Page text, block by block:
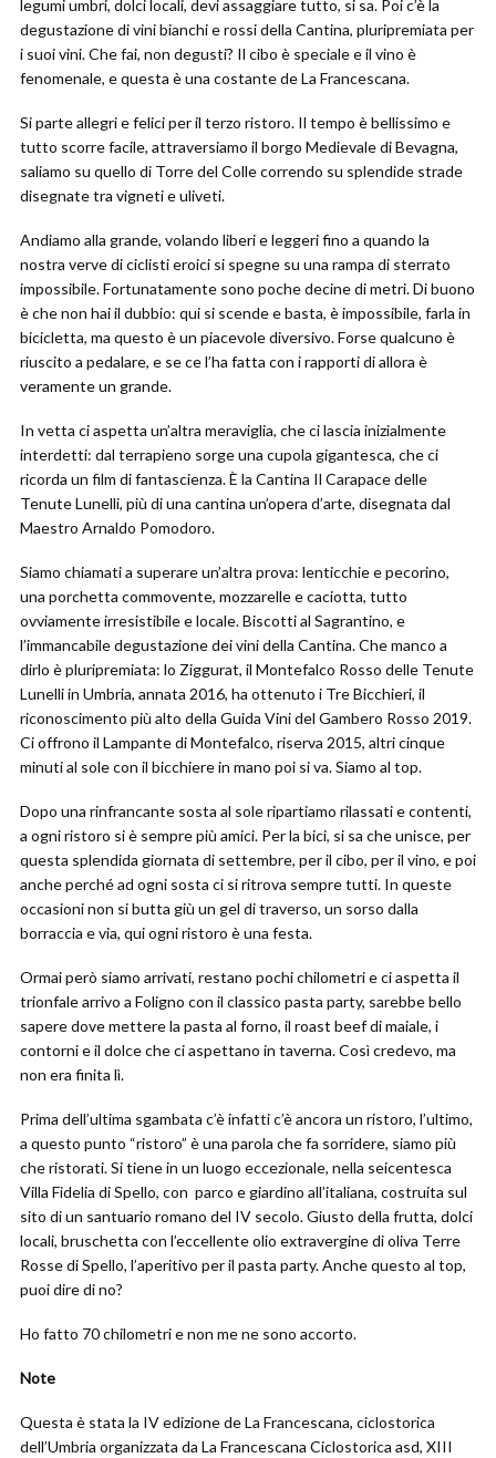
legumi umbri, dolci locali, devi assaggiare tutto, si sa. Poi c’è la
degustazione di vini bianchi e rossi della Cantina, pluripremiata per
i suoi vini. Che fai, non degusti? Il cibo è speciale e il vino è
fenomenale, e questa è una costante de La Francescana.
Si parte allegri e felici per il terzo ristoro. Il tempo è bellissimo e
tutto scorre facile, attraversiamo il borgo Medievale di Bevagna,
saliamo su quello di Torre del Colle correndo su splendide strade
disegnate tra vigneti e uliveti.
Andiamo alla grande, volando liberi e leggeri fino a quando la
nostra verve di ciclisti eroici si spegne su una rampa di sterrato
impossibile. Fortunatamente sono poche decine di metri. Di buono
è che non hai il dubbio: qui si scende e basta, è impossibile, farla in
bicicletta, ma questo è un piacevole diversivo. Forse qualcuno è
riuscito a pedalare, e se ce l’ha fatta con i rapporti di allora è
veramente un grande.
In vetta ci aspetta un’altra meraviglia, che ci lascia inizialmente
interdetti: dal terrapieno sorge una cupola gigantesca, che ci
ricorda un film di fantascienza. È la Cantina Il Carapace delle
Tenute Lunelli, più di una cantina un’opera d’arte, disegnata dal
Maestro Arnaldo Pomodoro.
Siamo chiamati a superare un’altra prova: lenticchie e pecorino,
una porchetta commovente, mozzarelle e caciotta, tutto
ovviamente irresistibile e locale. Biscotti al Sagrantino, e
l’immancabile degustazione dei vini della Cantina. Che manco a
dirlo è pluripremiata: lo Ziggurat, il Montefalco Rosso delle Tenute
Lunelli in Umbria, annata 2016, ha ottenuto i Tre Bicchieri, il
riconoscimento più alto della Guida Vini del Gambero Rosso 2019.
Ci offrono il Lampante di Montefalco, riserva 2015, altri cinque
minuti al sole con il bicchiere in mano poi si va. Siamo al top.
Dopo una rinfrancante sosta al sole ripartiamo rilassati e contenti,
a ogni ristoro si è sempre più amici. Per la bici, si sa che unisce, per
questa splendida giornata di settembre, per il cibo, per il vino, e poi
anche perché ad ogni sosta ci si ritrova sempre tutti. In queste
occasioni non si butta giù un gel di traverso, un sorso dalla
borraccia e via, qui ogni ristoro è una festa.
Ormai però siamo arrivati, restano pochi chilometri e ci aspetta il
trionfale arrivo a Foligno con il classico pasta party, sarebbe bello
sapere dove mettere la pasta al forno, il roast beef di maiale, i
contorni e il dolce che ci aspettano in taverna. Così credevo, ma
non era finita lì.
Prima dell’ultima sgambata c’è infatti c’è ancora un ristoro, l’ultimo,
a questo punto “ristoro” è una parola che fa sorridere, siamo più
che ristorati. Si tiene in un luogo eccezionale, nella seicentesca
Villa Fidelia di Spello, con parco e giardino all’italiana, costruita sul
sito di un santuario romano del IV secolo. Giusto della frutta, dolci
locali, bruschetta con l’eccellente olio extravergine di oliva Terre
Rosse di Spello, l’aperitivo per il pasta party. Anche questo al top,
puoi dire di no?
Ho fatto 70 chilometri e non me ne sono accorto.
Note
Questa è stata la IV edizione de La Francescana, ciclostorica
dell’Umbria organizzata da La Francescana Ciclostorica asd, XIII